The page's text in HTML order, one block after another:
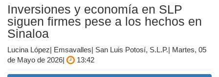
Inversiones y economía en SLP
siguen firmes pese a los hechos en
Sinaloa
Lucina López| Emsavalles| San Luis Potosí, S.L.P.| Martes, 05
de Mayo de 2026|
13:42